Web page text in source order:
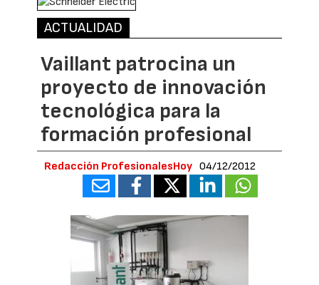
ACTUALIDAD
Vaillant patrocina un
proyecto de innovación
tecnológica para la
formación profesional
Redacción ProfesionalesHoy 04/12/2012